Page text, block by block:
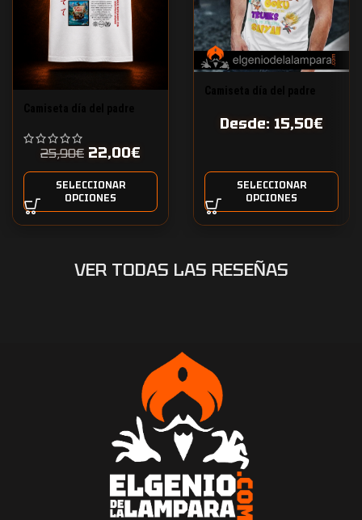
25,90€ 22,00€
SELECCIONAR
OPCIONES
Desde: 15,50€
SELECCIONAR
OPCIONES
VER TODAS LAS RESEÑAS